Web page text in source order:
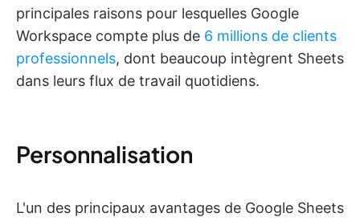
principales raisons pour lesquelles Google
Workspace compte plus de 6 millions de clients
professionnels, dont beaucoup intègrent Sheets
dans leurs flux de travail quotidiens.
Personnalisation
L'un des principaux avantages de Google Sheets